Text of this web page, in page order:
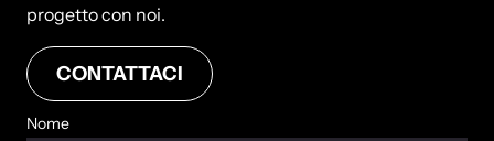
progetto con noi.
CONTATTACI
Nome